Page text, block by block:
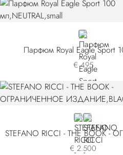
NEUTRAL
Парфюм Royal Eagle Sport
€ 495
BLACK
RED
€ 2.500